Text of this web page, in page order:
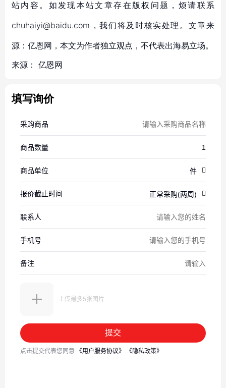
站内容。如发现本站文章存在版权问题，烦请联系
chuhaiyi@baidu.com，我们将及时核实处理。文章来
源：亿恩网，本文为作者独立观点，不代表出海易立场。
来源： 亿恩网
填写询价